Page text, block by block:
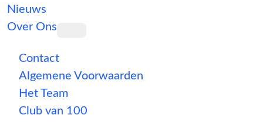
Nieuws
Over Ons
Contact
Algemene Voorwaarden
Het Team
Club van 100